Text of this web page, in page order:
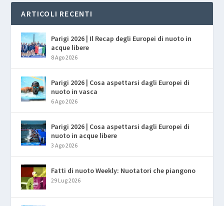
ARTICOLI RECENTI
Parigi 2026 | Il Recap degli Europei di nuoto in
acque libere
8 Ago 2026
Parigi 2026 | Cosa aspettarsi dagli Europei di
nuoto in vasca
6 Ago 2026
Parigi 2026 | Cosa aspettarsi dagli Europei di
nuoto in acque libere
3 Ago 2026
Fatti di nuoto Weekly: Nuotatori che piangono
29 Lug 2026